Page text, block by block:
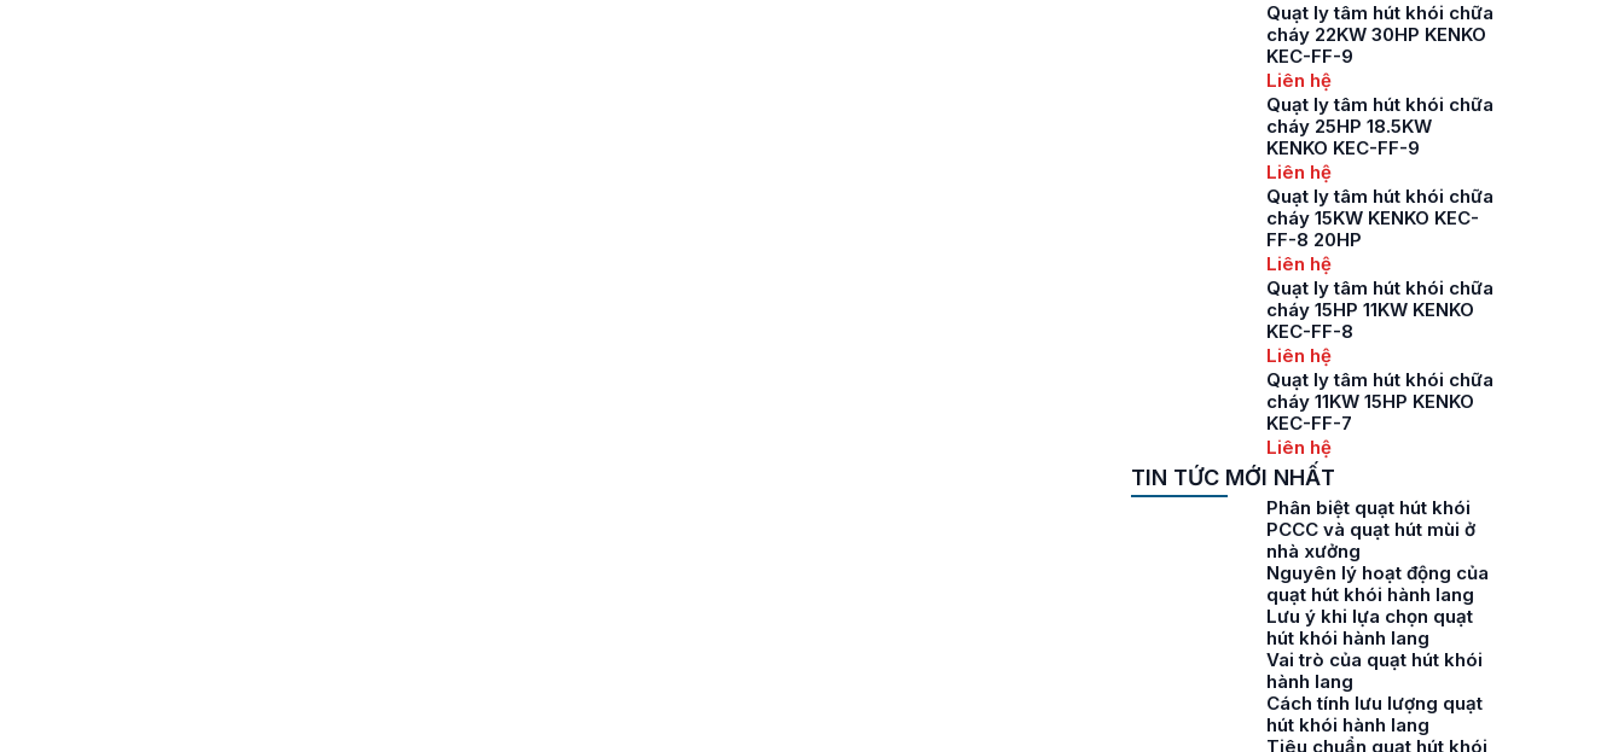
Quạt ly tâm hút khói chữa
cháy 22KW 30HP KENKO
KEC-FF-9
Liên hệ
Quạt ly tâm hút khói chữa
cháy 25HP 18.5KW
KENKO KEC-FF-9
Liên hệ
Quạt ly tâm hút khói chữa
cháy 15KW KENKO KEC-
FF-8 20HP
Liên hệ
Quạt ly tâm hút khói chữa
cháy 15HP 11KW KENKO
KEC-FF-8
Liên hệ
Quạt ly tâm hút khói chữa
cháy 11KW 15HP KENKO
KEC-FF-7
Liên hệ
TIN TỨC MỚI NHẤT
Phân biệt quạt hút khói
PCCC và quạt hút mùi ở
nhà xưởng
Nguyên lý hoạt động của
quạt hút khói hành lang
Lưu ý khi lựa chọn quạt
hút khói hành lang
Vai trò của quạt hút khói
hành lang
Cách tính lưu lượng quạt
hút khói hành lang
Tiêu chuẩn quạt hút khói